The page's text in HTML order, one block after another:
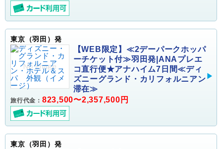
東京（羽田）発
【WEB限定】≪2デーパークホッパ
ーチケット付≫羽田発|ANAプレエ
コ直行便★アナハイム7日間≪ディ
ズニーグランド・カリフォルニアン
滞在≫
旅行代金： 823,500〜2,357,500円
東京（羽田）発